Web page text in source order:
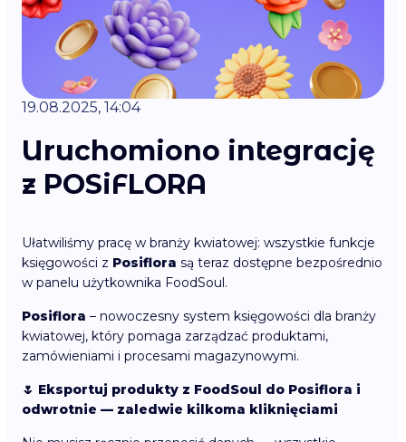
19.08.2025, 14:04
Uruchomiono integrację
z POSiFLORA
Ułatwiliśmy pracę w branży kwiatowej: wszystkie funkcje
księgowości z Posiflora są teraz dostępne bezpośrednio
w panelu użytkownika FoodSoul.
Posiflora – nowoczesny system księgowości dla branży
kwiatowej, który pomaga zarządzać produktami,
zamówieniami i procesami magazynowymi.
🌷 Eksportuj produkty z FoodSoul do Posiflora i
odwrotnie — zaledwie kilkoma kliknięciami